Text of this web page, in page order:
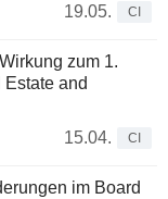
19.05.
CI
zum 1.
and
15.04.
CI
im Board